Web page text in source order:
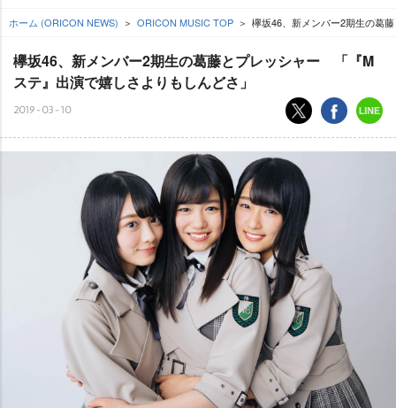
ホーム (ORICON NEWS) ORICON MUSIC TOP 欅坂46、新メンバー2期生の葛
欅坂46、新メンバー2期生の葛藤とプレッシャー 「『M
ステ』出演で嬉しさよりもしんどさ」
2019-03-10